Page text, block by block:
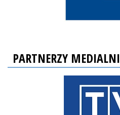
PARTNERZY MEDIALNI